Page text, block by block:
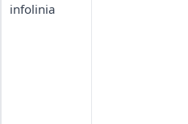
infolinia